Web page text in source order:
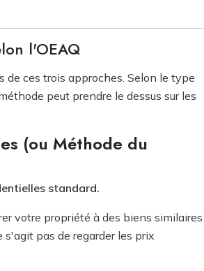
l'OEAQ
de ces trois approches. Selon le type
peut prendre le dessus sur les
(ou Méthode du
standard.
votre propriété à des biens similaires
pas de regarder les prix